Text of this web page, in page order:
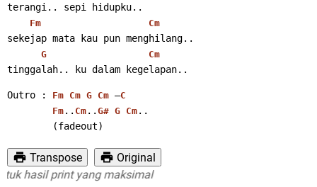
terangi.. sepi hidupku..
Fm Cm
sekejap mata kau pun menghilang..
G Cm
tinggalah.. ku dalam kegelapan..
Outro : Fm Cm G Cm –C
Fm .. Cm .. G# G Cm ..
        (fadeout)
Transpose
Original
print yang maksimal